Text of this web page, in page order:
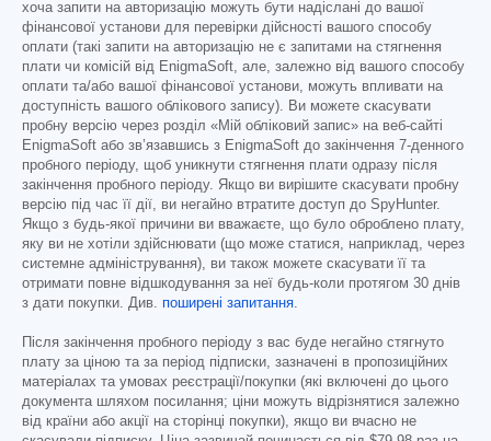
хоча запити на авторизацію можуть бути надіслані до вашої
фінансової установи для перевірки дійсності вашого способу
оплати (такі запити на авторизацію не є запитами на стягнення
плати чи комісій від EnigmaSoft, але, залежно від вашого способу
оплати та/або вашої фінансової установи, можуть впливати на
доступність вашого облікового запису). Ви можете скасувати
пробну версію через розділ «Мій обліковий запис» на веб-сайті
EnigmaSoft або зв’язавшись з EnigmaSoft до закінчення 7-денного
пробного періоду, щоб уникнути стягнення плати одразу після
закінчення пробного періоду. Якщо ви вирішите скасувати пробну
версію під час її дії, ви негайно втратите доступ до SpyHunter.
Якщо з будь-якої причини ви вважаєте, що було оброблено плату,
яку ви не хотіли здійснювати (що може статися, наприклад, через
системне адміністрування), ви також можете скасувати її та
отримати повне відшкодування за неї будь-коли протягом 30 днів
з дати покупки. Див. поширені запитання
Після закінчення пробного періоду з вас буде негайно стягнуто
плату за ціною та за період підписки, зазначені в пропозиційних
матеріалах та умовах реєстрації/покупки (які включені до цього
документа шляхом посилання; ціни можуть відрізнятися залежно
від країни або акції на сторінці покупки), якщо ви вчасно не